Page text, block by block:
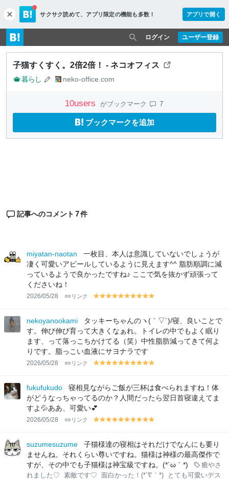
c
l
o
s
e
サクサク読めて、 アプリ限定の機能も多数！ アプリで開く
ユーザー登録
ログイン
子猫すくすく。2倍2倍！ - ネコオフィス
暮らし neko-office.com
10users がブックマーク 7
ブックマークを追加
記事へのコメント 7件
miyatan-naotan
一枚目、本人は意識していないでしょうが
凄く可愛いアピールしているように見えます^^ 脂肪順調に減
っているようで良かったですね♪ ここで気を抜かず頑張って
くださいね！
2026/05/28 リンク
y
lo
w
y
lo
w
y
w
y
lo
w
y
lo
w
y
lo
w
y
lo
w
y
lo
y
lo
w
lo
w
nekoyanookami
タッキーちゃんのヽ(｀▽´)/寝、良いことで
す。伸び伸び育って大きくなぁれ。トイレの中でもよく眠り
ます、って落っこちかけてる（笑）中性脂肪減ってきて何よ
りです。脂っこい血液にサヨナラです
2026/05/28 リンク
y
lo
w
y
lo
w
y
lo
w
y
lo
w
y
lo
w
y
lo
w
y
lo
w
y
lo
w
y
lolo
w
fukufukudo
寝相見ながらご飯が三杯は食べられますね！体
がどうなっちゃってるのか？人間だったら翌日首寝違えてま
すよ💦ああ、可愛い💕
2026/05/28 リンク
y
lo
w
y
lo
w
y
lo
w
y
lo
w
y
lo
w
y
lo
w
y
lo
w
y
lo
w
y
lo
w
lo
w
suzumesuzume
子猫様達の寝相はそれだけでなんにも要り
ませんね。それくらい尊いですね。猫様は神様の最高傑作で
すが、その中でも子猫様は神宝級ですね。(*´ω｀*)
癒やさ
れました♡
素敵です♡ 面白かった！(*´∇｀*)
とても可愛いデス